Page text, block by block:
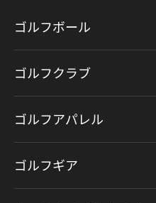
ゴルフボール
ゴルフクラブ
ゴルフアパレル
ゴルフギア